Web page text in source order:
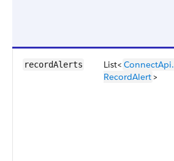
recordAlerts List< ConnectApi.​
RecordAlert>